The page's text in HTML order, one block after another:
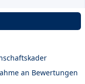
an Bewertungen